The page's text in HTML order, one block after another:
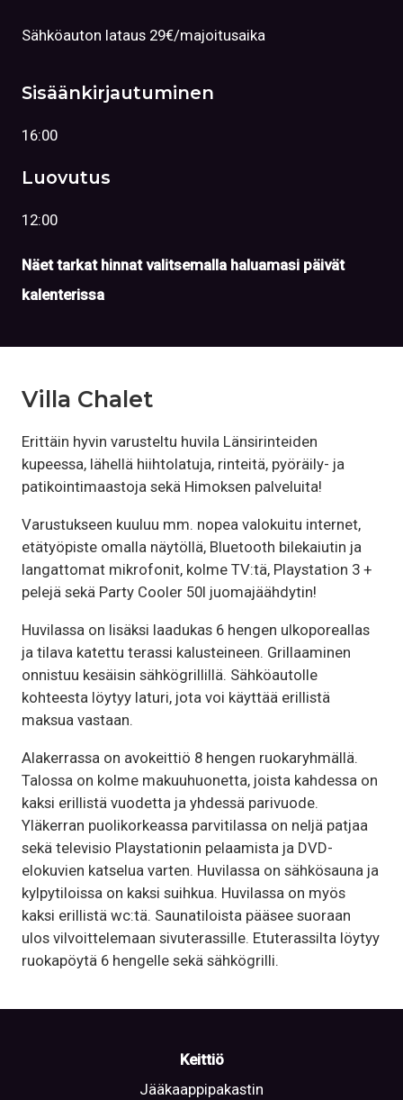
Sähköauton lataus 29€/majoitusaika
Sisäänkirjautuminen
16:00
Luovutus
12:00
Näet tarkat hinnat valitsemalla haluamasi päivät
kalenterissa
Villa Chalet
Erittäin hyvin varusteltu huvila Länsirinteiden
kupeessa, lähellä hiihtolatuja, rinteitä, pyöräily- ja
patikointimaastoja sekä Himoksen palveluita!
Varustukseen kuuluu mm. nopea valokuitu internet,
etätyöpiste omalla näytöllä, Bluetooth bilekaiutin ja
langattomat mikrofonit, kolme TV:tä, Playstation 3 +
pelejä sekä Party Cooler 50l juomajäähdytin!
Huvilassa on lisäksi laadukas 6 hengen ulkoporeallas
ja tilava katettu terassi kalusteineen. Grillaaminen
onnistuu kesäisin sähkögrillillä. Sähköautolle
kohteesta löytyy laturi, jota voi käyttää erillistä
maksua vastaan.
Alakerrassa on avokeittiö 8 hengen ruokaryhmällä.
Talossa on kolme makuuhuonetta, joista kahdessa on
kaksi erillistä vuodetta ja yhdessä parivuode.
Yläkerran puolikorkeassa parvitilassa on neljä patjaa
sekä televisio Playstationin pelaamista ja DVD-
elokuvien katselua varten. Huvilassa on sähkösauna ja
kylpytiloissa on kaksi suihkua. Huvilassa on myös
kaksi erillistä wc:tä. Saunatiloista pääsee suoraan
ulos vilvoittelemaan sivuterassille. Etuterassilta löytyy
ruokapöytä 6 hengelle sekä sähkögrilli.
Keittiö
Jääkaappipakastin